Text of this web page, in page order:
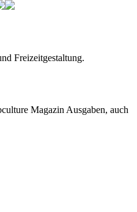
Freizeitgestaltung.
Magazin Ausgaben, auch